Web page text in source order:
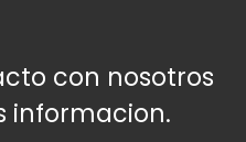
con nosotros
informacion.